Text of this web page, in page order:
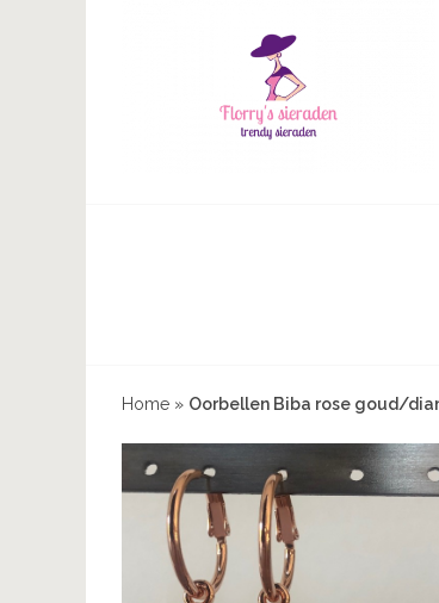
Home » Oorbellen Biba rose goud/